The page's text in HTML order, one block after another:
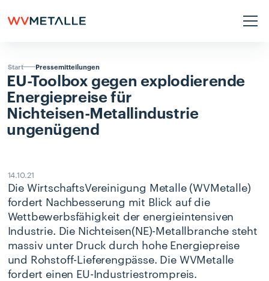
Start Pressemitteilungen
EU-Toolbox gegen explodierende
Energiepreisefür
Nichteisen-Metallindustrie
ungenügend
14.10.21
Die WirtschaftsVereinigung Metalle (WVMetalle)
fordert Nachbesserung mit Blick auf die
Wettbewerbsfähigkeit der energieintensiven
Industrie. Die Nichteisen(NE)-Metallbranche steht
massiv unter Druck durch hohe Energiepreise
und Rohstoff-Lieferengpässe. Die WVMetalle
fordert einen EU-Industriestrompreis.